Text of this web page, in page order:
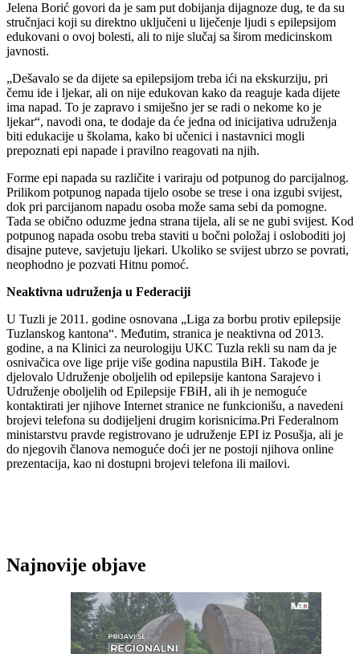
Jelena Borić govori da je sam put dobijanja dijagnoze dug, te da su
stručnjaci koji su direktno uključeni u liječenje ljudi s epilepsijom
edukovani o ovoj bolesti, ali to nije slučaj sa širom medicinskom
javnosti.
„Dešavalo se da dijete sa epilepsijom treba ići na ekskurziju, pri
čemu ide i ljekar, ali on nije edukovan kako da reaguje kada dijete
ima napad. To je zapravo i smiješno jer se radi o nekome ko je
ljekar“, navodi ona, te dodaje da će jedna od inicijativa udruženja
biti edukacije u školama, kako bi učenici i nastavnici mogli
prepoznati epi napade i pravilno reagovati na njih.
Forme epi napada su različite i variraju od potpunog do parcijalnog.
Prilikom potpunog napada tijelo osobe se trese i ona izgubi svijest,
dok pri parcijanom napadu osoba može sama sebi da pomogne.
Tada se obično oduzme jedna strana tijela, ali se ne gubi svijest. Kod
potpunog napada osobu treba staviti u bočni položaj i osloboditi joj
disajne puteve, savjetuju ljekari. Ukoliko se svijest ubrzo se povrati,
neophodno je pozvati Hitnu pomoć.
Neaktivna udruženja u Federaciji
U Tuzli je 2011. godine osnovana „Liga za borbu protiv epilepsije
Tuzlanskog kantona“. Međutim, stranica je neaktivna od 2013.
godine, a na Klinici za neurologiju UKC Tuzla rekli su nam da je
osnivačica ove lige prije više godina napustila BiH. Takođe je
djelovalo Udruženje oboljelih od epilepsije kantona Sarajevo i
Udruženje oboljelih od Epilepsije FBiH, ali ih je nemoguće
kontaktirati jer njihove Internet stranice ne funkcionišu, a navedeni
brojevi telefona su dodijeljeni drugim korisnicima.Pri Federalnom
ministarstvu pravde registrovano je udruženje EPI iz Posušja, ali je
do njegovih članova nemoguće doći jer ne postoji njihova online
prezentacija, kao ni dostupni brojevi telefona ili mailovi.
Najnovije objave